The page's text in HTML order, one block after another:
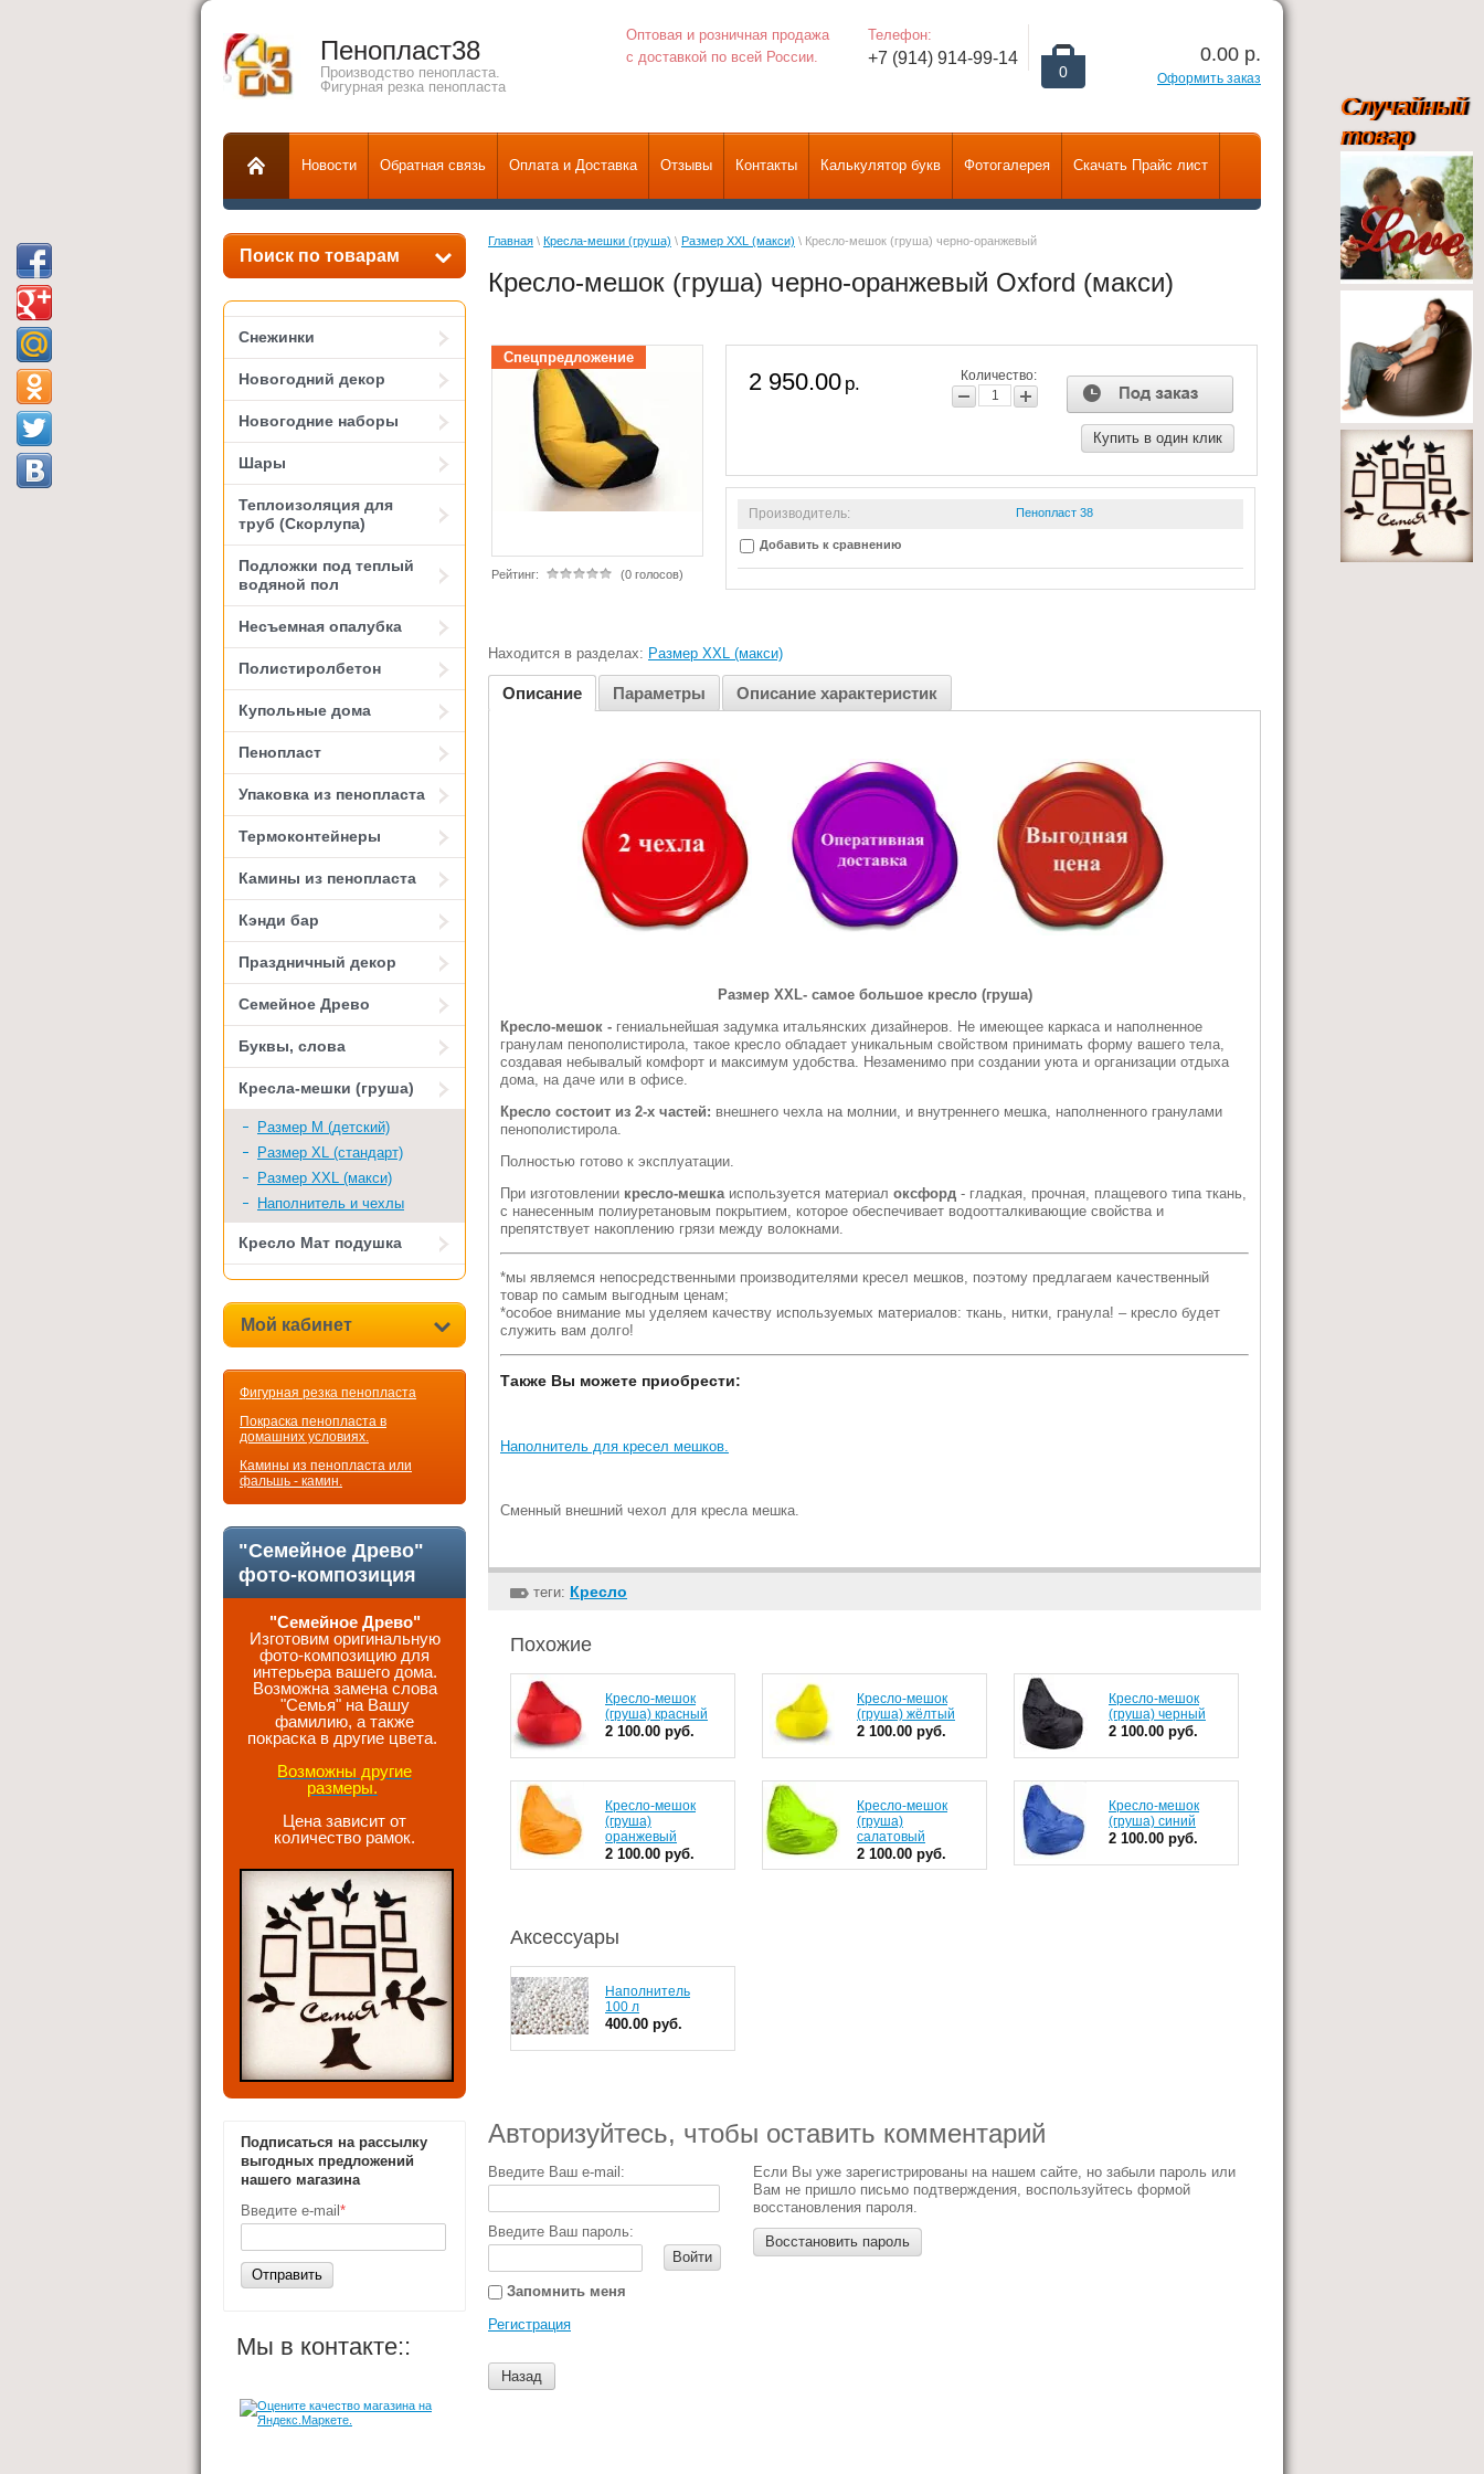
Пенопласт38
Производство пенопласта.
Фигурная резка пенопласта
Оптовая и розничная продажа
с доставкой по всей России.
Телефон:
+7 (914) 914-99-14
0
0.00 р.
Оформить заказ
Новости Обратная связь Оплата и Доставка Отзывы Контакты Калькулятор букв Фотогалерея Скачать Прайс лист
Поиск по товарам
Снежинки
Новогодний декор
Новогодние наборы
Шары
Теплоизоляция для
труб (Скорлупа)
Подложки под теплый
водяной пол
Несъемная опалубка
Полистиролбетон
Купольные дома
Пенопласт
Упаковка из пенопласта
Термоконтейнеры
Камины из пенопласта
Кэнди бар
Праздничный декор
Семейное Древо
Буквы, слова
Кресла-мешки (груша)
Размер M (детский)
Размер XL (стандарт)
Размер XXL (макси)
Наполнитель и чехлы
Кресло Мат подушка
Мой кабинет
Фигурная резка пенопласта
Покраска пенопласта в
домашних условиях.
Камины из пенопласта или
фальшь - камин.
"Семейное Древо"
фото-композиция
"Семейное Древо"
Изготовим оригинальную
фото-композицию для
интерьера вашего дома.
Возможна замена слова
"Семья" на Вашу
фамилию, а также
покраска в другие цвета.
Возможны другие
размеры.
Цена зависит от
количество рамок.
Подписаться на рассылку
выгодных предложений
нашего магазина
Введите e-mail *
Отправить
Мы в контакте::
Главная \ Кресла-мешки (груша) \ Размер XXL (макси) \ Кресло-мешок (груша) черно-оранжевый
Кресло-мешок (груша) черно-оранжевый Oxford (макси)
Спецпредложение
Рейтинг: (0 голосов)
2 950.00 р. Количество:
Купить в один клик
Производитель: Пенопласт 38
Добавить к сравнению
Находится в разделах: Размер XXL (макси)
Описание Параметры Описание характеристик
Размер XXL- самое большое кресло (груша)
Кресло-мешок - гениальнейшая задумка итальянских дизайнеров. Не имеющее каркаса и наполненное
гранулам пенополистирола, такое кресло обладает уникальным свойством принимать форму вашего тела,
создавая небывалый комфорт и максимум удобства. Незаменимо при создании уюта и организации отдыха
дома, на даче или в офисе.
Кресло состоит из 2-х частей: внешнего чехла на молнии, и внутреннего мешка, наполненного гранулами
пенополистирола.
Полностью готово к эксплуатации.
При изготовлении кресло-мешкаиспользуется материал оксфорд - гладкая, прочная, плащевого типа ткань,
с нанесенным полиуретановым покрытием, которое обеспечивает водоотталкивающие свойства и
препятствует накоплению грязи между волокнами.
*мы являемся непосредственными производителями кресел мешков, поэтому предлагаем качественный
товар по самым выгодным ценам;
*особое внимание мы уделяем качеству используемых материалов: ткань, нитки, гранула! – кресло будет
служить вам долго!
Также Вы можете приобрести:
Наполнитель для кресел мешков.
Сменный внешний чехол для кресла мешка.
теги: Кресло
Похожие
Кресло-мешок
(груша) красный
2 100.00 руб.
Кресло-мешок
(груша) жёлтый
2 100.00 руб.
Кресло-мешок
(груша) черный
2 100.00 руб.
Кресло-мешок
(груша)
оранжевый
2 100.00 руб.
Кресло-мешок
(груша)
салатовый
2 100.00 руб.
Кресло-мешок
(груша) синий
2 100.00 руб.
Аксессуары
Наполнитель
100 л
400.00 руб.
Авторизуйтесь, чтобы оставить комментарий
Введите Ваш e-mail:
Введите Ваш пароль:
Войти
Запомнить меня
Регистрация
Если Вы уже зарегистрированы на нашем сайте, но забыли пароль или
Вам не пришло письмо подтверждения, воспользуйтесь формой
восстановления пароля.
Восстановить пароль
Назад
Случайный
товар